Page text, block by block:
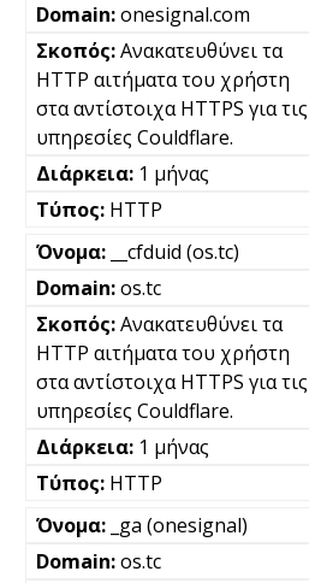
onesignal.com
Ανακατευθύνει τα
HTTP αιτήματα του χρήστη
στα αντίστοιχα HTTPS για τις
υπηρεσίες Couldflare.
1 μήνας
HTTP
__cfduid (os.tc)
os.tc
Ανακατευθύνει τα
HTTP αιτήματα του χρήστη
στα αντίστοιχα HTTPS για τις
υπηρεσίες Couldflare.
1 μήνας
HTTP
_ga (onesignal)
os.tc